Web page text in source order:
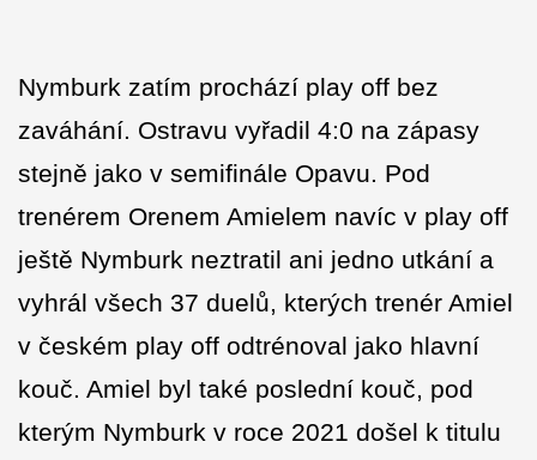
Nymburk zatím prochází play off bez
zaváhání. Ostravu vyřadil 4:0 na zápasy
stejně jako v semifinále Opavu. Pod
trenérem Orenem Amielem navíc v play off
ještě Nymburk neztratil ani jedno utkání a
vyhrál všech 37 duelů, kterých trenér Amiel
v českém play off odtrénoval jako hlavní
kouč. Amiel byl také poslední kouč, pod
kterým Nymburk v roce 2021 došel k titulu